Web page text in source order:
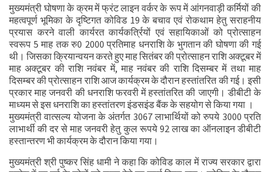
मुख्यमंत्री घोषणा के क्रम में फ्रंट लाइन वर्कर के रूप में आंगनवाड़ी कर्मियों की
महत्वपूर्ण भूमिका के दृष्टिगत कोविड 19 के बचाव एवं रोकथाम हेतु सराहनीय
प्रयास करने वाली कार्यरत कार्यकर्त्रियों एवं सहायिकाओं को प्रोत्साहन
स्वरूप 5 माह तक रु0 2000 प्रतिमाह धनराशि के भुगतान की घोषणा की गई
थी। जिसका क्रियान्वयन करते हुए माह सितंबर की प्रोत्साहन राशि अक्टूबर में
माह अक्टूबर की राशि नवंबर में, माह नवंबर की राशि दिसम्बर में तथा माह
दिसम्बर की प्रोत्साहन राशि आज कार्यक्रम के दौरान हस्तांतरित की गई। इसी
प्रकार माह जनवरी की धनराशि फरवरी में हस्तांतरित की जाएगी। डीबीटी के
माध्यम से इस धनराशि का हस्तांतरण इंडसइंड बैंक के सहयोग से किया गया ।
मुख्यमंत्री वात्सल्य योजना के अंतर्गत 3067 लाभार्थियों को रुपये 3000 प्रति
लाभार्थी की दर से माह जनवरी हेतु कुल रूपये 92 लाख का ऑनलाइन डीबीटी
हस्तान्तरण भी कार्यक्रम के दौरान किया गया।
मुख्यमंत्री श्री पुष्कर सिंह धामी ने कहा कि कोविड काल में राज्य सरकार द्वारा